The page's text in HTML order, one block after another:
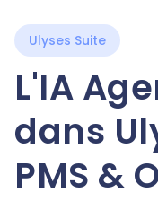
Ulyses Suite
L'IA
dans
PMS &